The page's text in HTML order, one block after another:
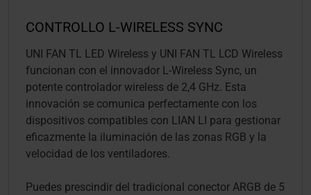
CONTROLLO L-WIRELESS SYNC
UNI FAN TL LED Wireless y UNI FAN TL LCD Wireless
funcionan con el innovador L-Wireless Sync, un
potente controlador wireless de 2,4 GHz. Esta
innovación se comunica perfectamente con los
dispositivos compatibles con LIAN LI para gestionar
eficazmente la iluminación de las zonas RGB y la
velocidad de los ventiladores.
Puedes prescindir del tradicional conector ARGB de 5